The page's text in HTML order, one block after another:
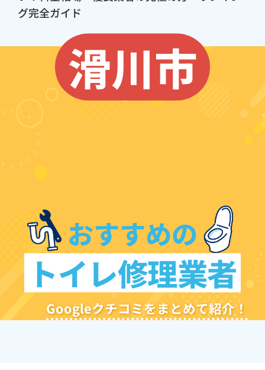
グ完全ガイド
滑川市
おすすめの
トイレ修理業者
Googleクチコミをまとめて紹介！